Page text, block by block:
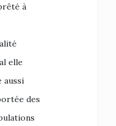
à
elle
aussi
des